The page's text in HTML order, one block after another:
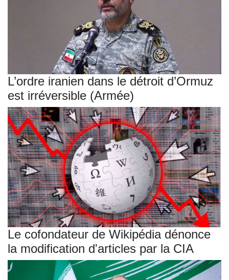
L’ordre iranien dans le détroit d’Ormuz
est irréversible (Armée)
Le cofondateur de Wikipédia dénonce
la modification d'articles par la CIA